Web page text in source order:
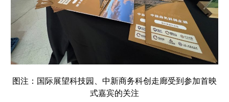
图注：国际展望科技园、中新商务科创走廊受到参加首映
式嘉宾的关注